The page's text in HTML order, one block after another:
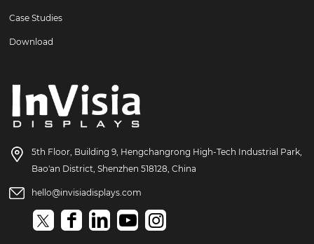
Case Studies
Download
5th Floor, Building 9, Hengchangrong High-Tech Industrial Park,
Bao'an District, Shenzhen 518128, China
hello@invisiadisplays.com